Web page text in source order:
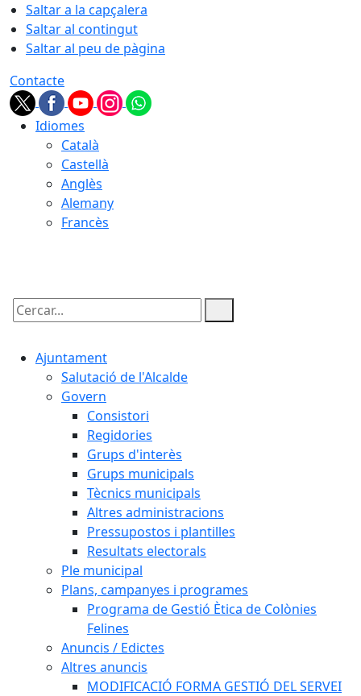
Saltar a la capçalera
Saltar al contingut
Saltar al peu de pàgina
Contacte
Idiomes
Català
Castellà
Anglès
Alemany
Francès
Cercar:
Ajuntament
Salutació de l'Alcalde
Govern
Consistori
Regidories
Grups d'interès
Grups municipals
Tècnics municipals
Altres administracions
Pressupostos i plantilles
Resultats electorals
Ple municipal
Plans, campanyes i programes
Programa de Gestió Ètica de Colònies
Felines
Anuncis / Edictes
Altres anuncis
MODIFICACIÓ FORMA GESTIÓ DEL SERVEI